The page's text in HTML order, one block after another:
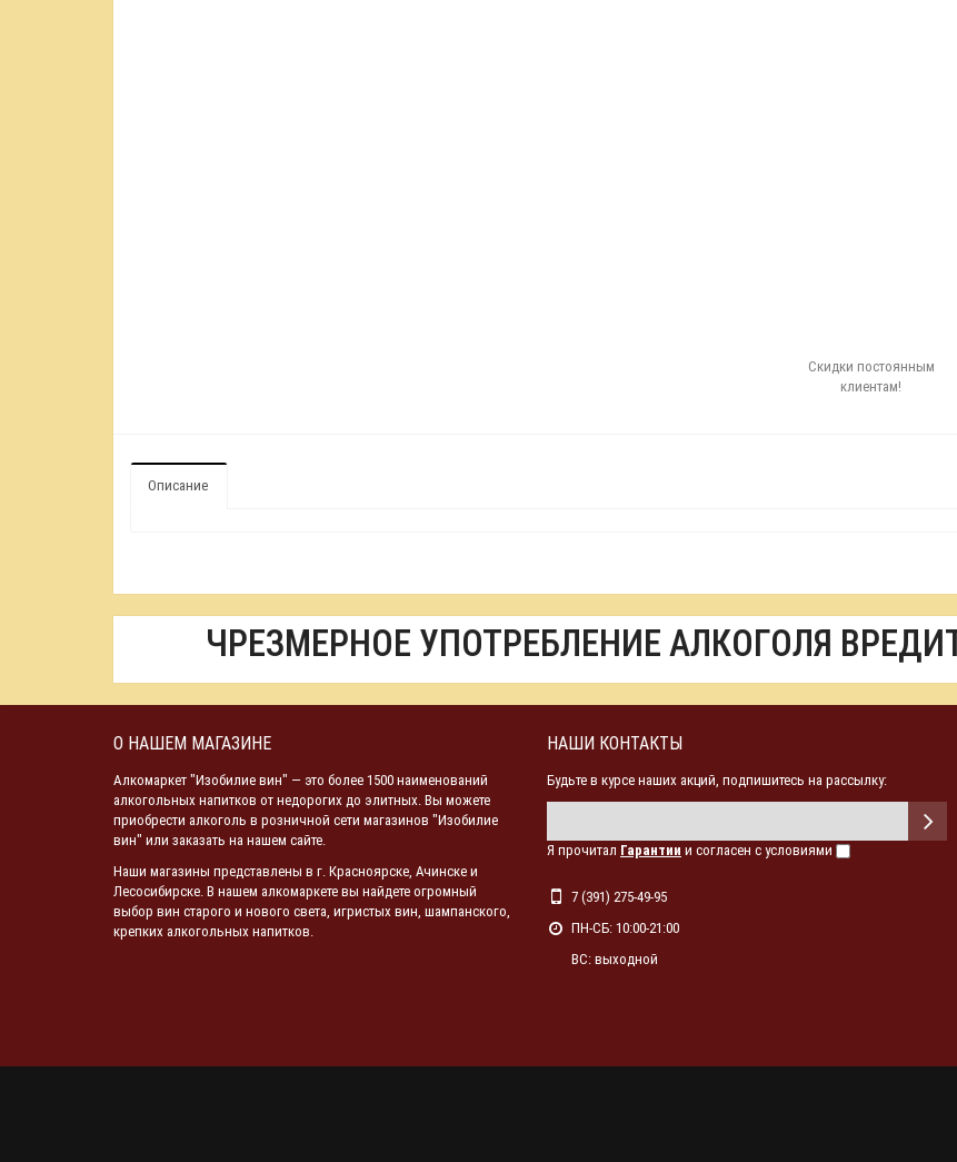
Скидки постоянным
клиентам!
Описание
ЧРЕЗМЕРНОЕ УПОТРЕБЛЕНИЕ АЛКОГОЛЯ
О НАШЕМ МАГАЗИНЕ
Алкомаркет "Изобилие вин" — это более 1500 наименований
алкогольных напитков от недорогих до элитных. Вы можете
приобрести алкоголь в розничной сети магазинов "Изобилие
вин" или заказать на нашем сайте.
Наши магазины представлены в г. Красноярске, Ачинске и
Лесосибирске. В нашем алкомаркете вы найдете огромный
выбор вин старого и нового света, игристых вин, шампанского,
крепких алкогольных напитков.
НАШИ КОНТАКТЫ
Будьте в курсе наших акций, подпишитесь на рассылку:
Я прочитал Гарантии и согласен с условиями
7 (391) 275-49-95
ПН-СБ: 10:00-21:00
ВС: выходной